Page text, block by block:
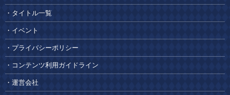
タイトル一覧
イベント
プライバシーポリシー
コンテンツ利用ガイドライン
運営会社